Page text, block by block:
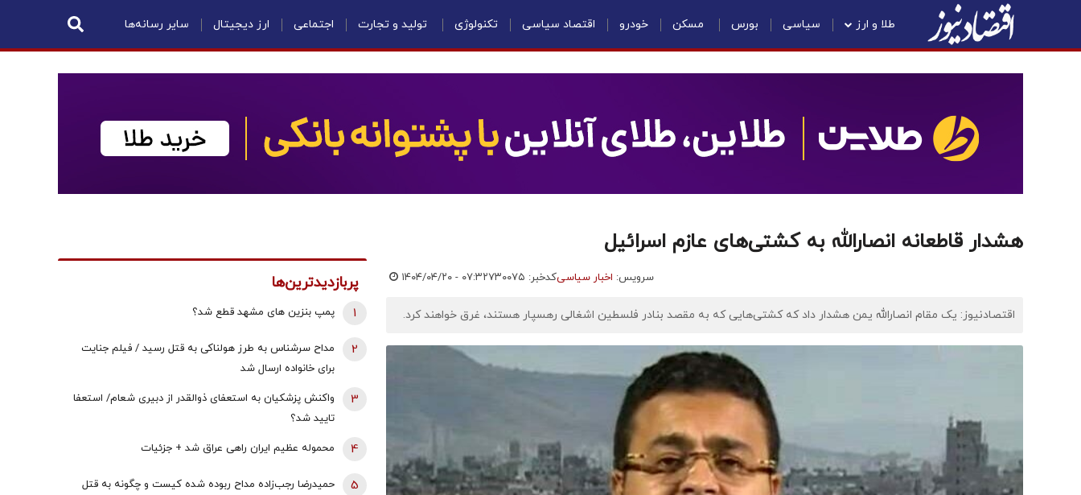
طلا و ارز سیاسی بورس مسکن خودرو اقتصاد سیاسی تکنولوژی تولید و تجارت اجتماعی ارز دیجیتال سایر رسانه‌ها
هشدار قاطعانه انصارالله به کشتی‌های عازم اسرائیل
سرویس: اخبار سیاسیکدخبر: ۷۳۰۰۷۵ ۱۴۰۴/۰۴/۲۰ - ۰۷:۳۲
اقتصادنیوز: یک مقام انصارالله یمن هشدار داد که کشتی‌هایی که به مقصد بنادر فلسطین اشغالی رهسپار هستند، غرق خواهند کرد.
پربازدیدترین‌ها
پمپ بنزین های مشهد قطع شد؟ 1
مداح سرشناس به طرز هولناکی به قتل رسید / فیلم جنایت
برای خانواده ارسال شد
2
واکنش پزشکیان به استعفای ذوالقدر از دبیری شعام/ استعفا
تایید شد؟
3
محموله عظیم ایران راهی عراق شد + جزئیات 4
حمیدرضا رجب‌زاده مداح ربوده شده کیست و چگونه به قتل
5